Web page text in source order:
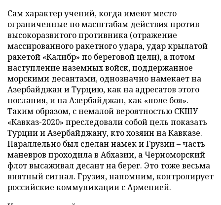
Сам характер учений, когда имеют место
ограниченные по масштабам действия против
высокоразвитого противника (отражение
массированного ракетного удара, удар крылатой
ракетой «Калибр» по береговой цели), а потом
наступление наземных войск, поддержанное
морскими десантами, однозначно намекает на
Азербайджан и Турцию, как на адресатов этого
послания, и на Азербайджан, как «поле боя».
Таким образом, с немалой вероятностью СКШУ
«Кавказ-2020» преследовали собой цель показать
Турции и Азербайджану, кто хозяин на Кавказе.
Параллельно был сделан намек и Грузии – часть
маневров проходила в Абхазии, а Черноморский
флот высаживал десант на берег. Это тоже весьма
внятный сигнал. Грузия, напомним, контролирует
российские коммуникации с Арменией.